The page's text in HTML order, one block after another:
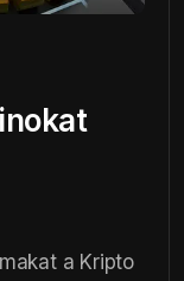
a Kripto